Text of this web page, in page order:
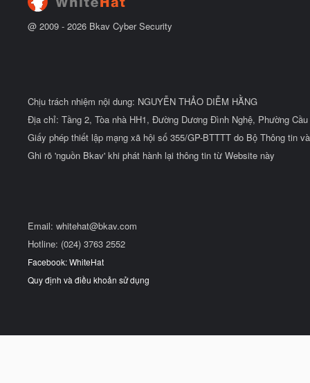
u
@ 2009 - 2026 Bkav Cyber Security
Chịu trách nhiệm nội dung: NGUYỄN THẢO DIỄM HẰNG
Địa chỉ: Tầng 2, Tòa nhà HH1, Đường Dương Đình Nghệ, Phường
Giấy phép thiết lập mạng xã hội số 355/GP-BTTTT do Bộ Thông tin
Ghi rõ 'nguồn Bkav' khi phát hành lại thông tin từ Website này
Email: whitehat@bkav.com
Hotline: (024) 3763 2552
Facebook: WhiteHat
Quy định và điều khoản sử dụng